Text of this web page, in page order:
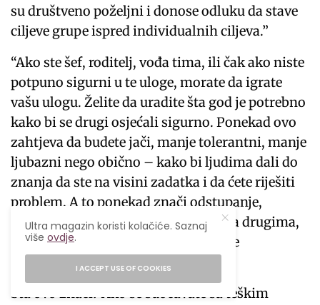
su društveno poželjni i donose odluku da stave
ciljeve grupe ispred individualnih ciljeva.”
“Ako ste šef, roditelj, vođa tima, ili čak ako niste
potpuno sigurni u te uloge, morate da igrate
vašu ulogu. Želite da uradite šta god je potrebno
kako bi se drugi osjećali sigurno. Ponekad ovo
zahtjeva da budete jači, manje tolerantni, manje
ljubazni nego obično – kako bi ljudima dali do
znanja da ste na visini zadatka i da ćete riješiti
problem. A to ponekad znači odstupanje,
usporavanje, pokazivanje poštovanja drugima,
tako što ćete zaista slušati,” dodala je
Gruenberg.
Šta ovo znači? Ako se suočavate sa teškim
Ultra magazin koristi kolačiće. Saznaj
višeovdje.
I ACCEPT USE OF COOKIES